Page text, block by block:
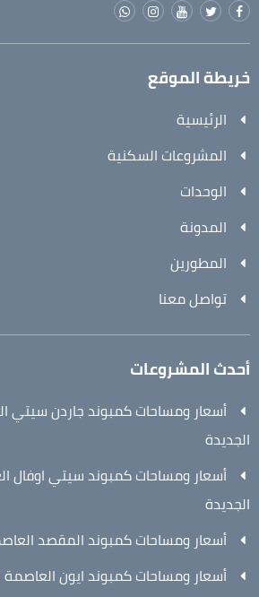
خريطة الموقع
الرئيسية
المشروعات السكنية
الوحدات
المدونة
المطورين
تواصل معنا
أحدث المشروعات
أسعار ومساحات كمبوند جاردن سيتي
الجديدة
أسعار ومساحات كمبوند سيتي اوفال
الجديدة
أسعار ومساحات كمبوند المقصد
أسعار ومساحات كمبوند ايون العاصمة